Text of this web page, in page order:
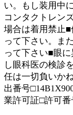
い。もし装用中
コンタクトレン
場合は着用禁止
って下さい。ま
って下さい■眼
し眼科医の検診
任は一切負いか
出番号
業許可証□許可